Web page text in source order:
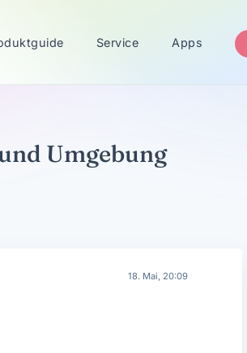
Service Apps
Umgebung
18. Mai, 20:09